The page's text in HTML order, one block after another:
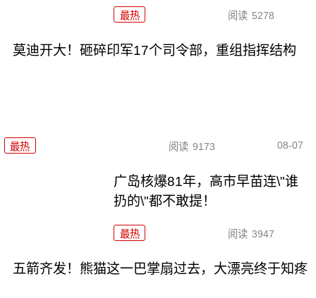
最热 阅读 5278
莫迪开大！砸碎印军17个司令部，重组指挥结构
最热 阅读 9173 08-07
广岛核爆81年，高市早苗连\"谁
扔的\"都不敢提！
最热 阅读 3947
五箭齐发！熊猫这一巴掌扇过去，大漂亮终于知疼